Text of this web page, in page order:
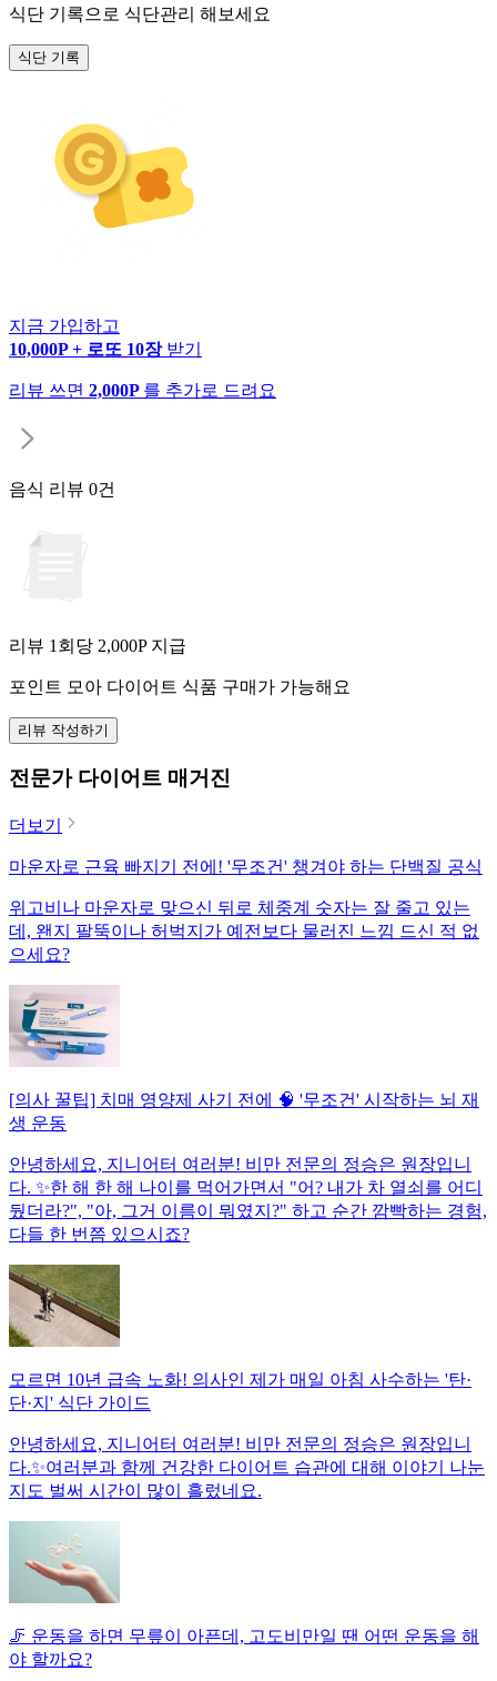
식단 기록으로 식단관리 해보세요
식단 기록
지금 가입하고
10,000P + 로또 10장 받기
리뷰 쓰면 2,000P 를 추가로 드려요
음식 리뷰 0건
리뷰 1회당 2,000P 지급
포인트 모아 다이어트 식품 구매가 가능해요
리뷰 작성하기
전문가 다이어트 매거진
더보기
마운자로 근육 빠지기 전에! '무조건' 챙겨야 하는 단백질 공식
위고비나 마운자로 맞으신 뒤로 체중계 숫자는 잘 줄고 있는
데, 왠지 팔뚝이나 허벅지가 예전보다 물러진 느낌 드신 적 없
으세요?
[의사 꿀팁] 치매 영양제 사기 전에 🧠 '무조건' 시작하는 뇌 재
생 운동
안녕하세요, 지니어터 여러분! 비만 전문의 정승은 원장입니
다. ✨한 해 한 해 나이를 먹어가면서 "어? 내가 차 열쇠를 어디
뒀더라?", "아, 그거 이름이 뭐였지?" 하고 순간 깜빡하는 경험,
다들 한 번쯤 있으시죠?
모르면 10년 급속 노화! 의사인 제가 매일 아침 사수하는 '탄·
단·지' 식단 가이드
안녕하세요, 지니어터 여러분! 비만 전문의 정승은 원장입니
다.✨여러분과 함께 건강한 다이어트 습관에 대해 이야기 나눈
지도 벌써 시간이 많이 흘렀네요.
🦵 운동을 하면 무릎이 아픈데, 고도비만일 땐 어떤 운동을 해
야 할까요?